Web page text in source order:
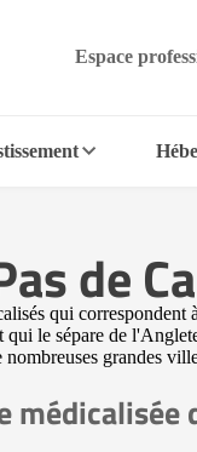
Espace
de
qui
le sépare de
grandes
médicalisée